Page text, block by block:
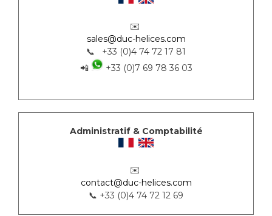
✉️
sales@duc-helices.com
📞 +33 (0)4 74 72 17 81
📲
+33 (0)7 69 78 36 03
Administratif & Comptabilité
✉️
contact@duc-helices.com
📞 +33 (0)4 74 72 12 69